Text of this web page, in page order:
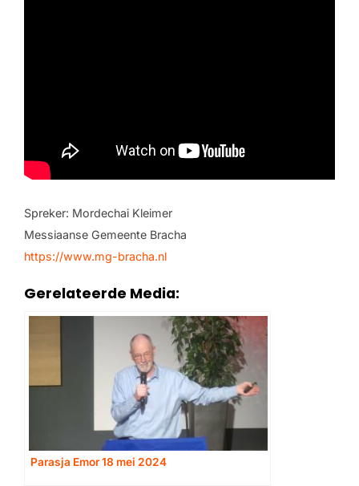
Spreker: Mordechai Kleimer
Messiaanse Gemeente Bracha
https://www.mg-bracha.nl
Gerelateerde Media:
Parasja Emor 18 mei 2024